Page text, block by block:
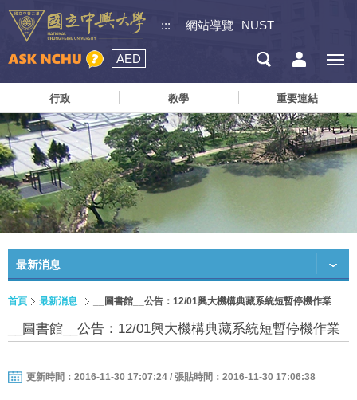
::: 網站導覽 NUST
AED
行政 教學 重要連結
最新消息
首頁 最新消息 __圖書館__公告：12/01興大機構典藏系統短暫停機作業
__圖書館__公告：12/01興大機構典藏系統短暫停機作業
更新時間：2016-11-30 17:07:24 / 張貼時間：2016-11-30 17:06:38